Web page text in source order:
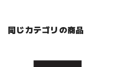
同じカテゴリの商品